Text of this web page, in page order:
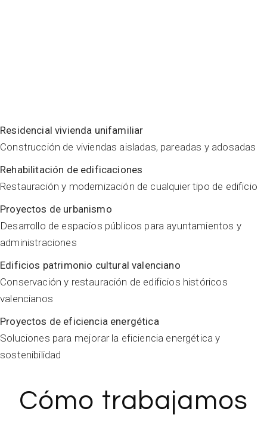
Residencial vivienda unifamiliar
Construcción de viviendas aisladas, pareadas y adosadas
Rehabilitación de edificaciones
Restauración y modernización de cualquier tipo de edificio
Proyectos de urbanismo
Desarrollo de espacios públicos para ayuntamientos y
administraciones
Edificios patrimonio cultural valenciano
Conservación y restauración de edificios históricos
valencianos
Proyectos de eficiencia energética
Soluciones para mejorar la eficiencia energética y
sostenibilidad
Cómo trabajamos